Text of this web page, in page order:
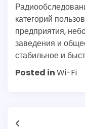
категорий
предприятия,
заведения и
стабильное и
Posted inWi-Fi
Post